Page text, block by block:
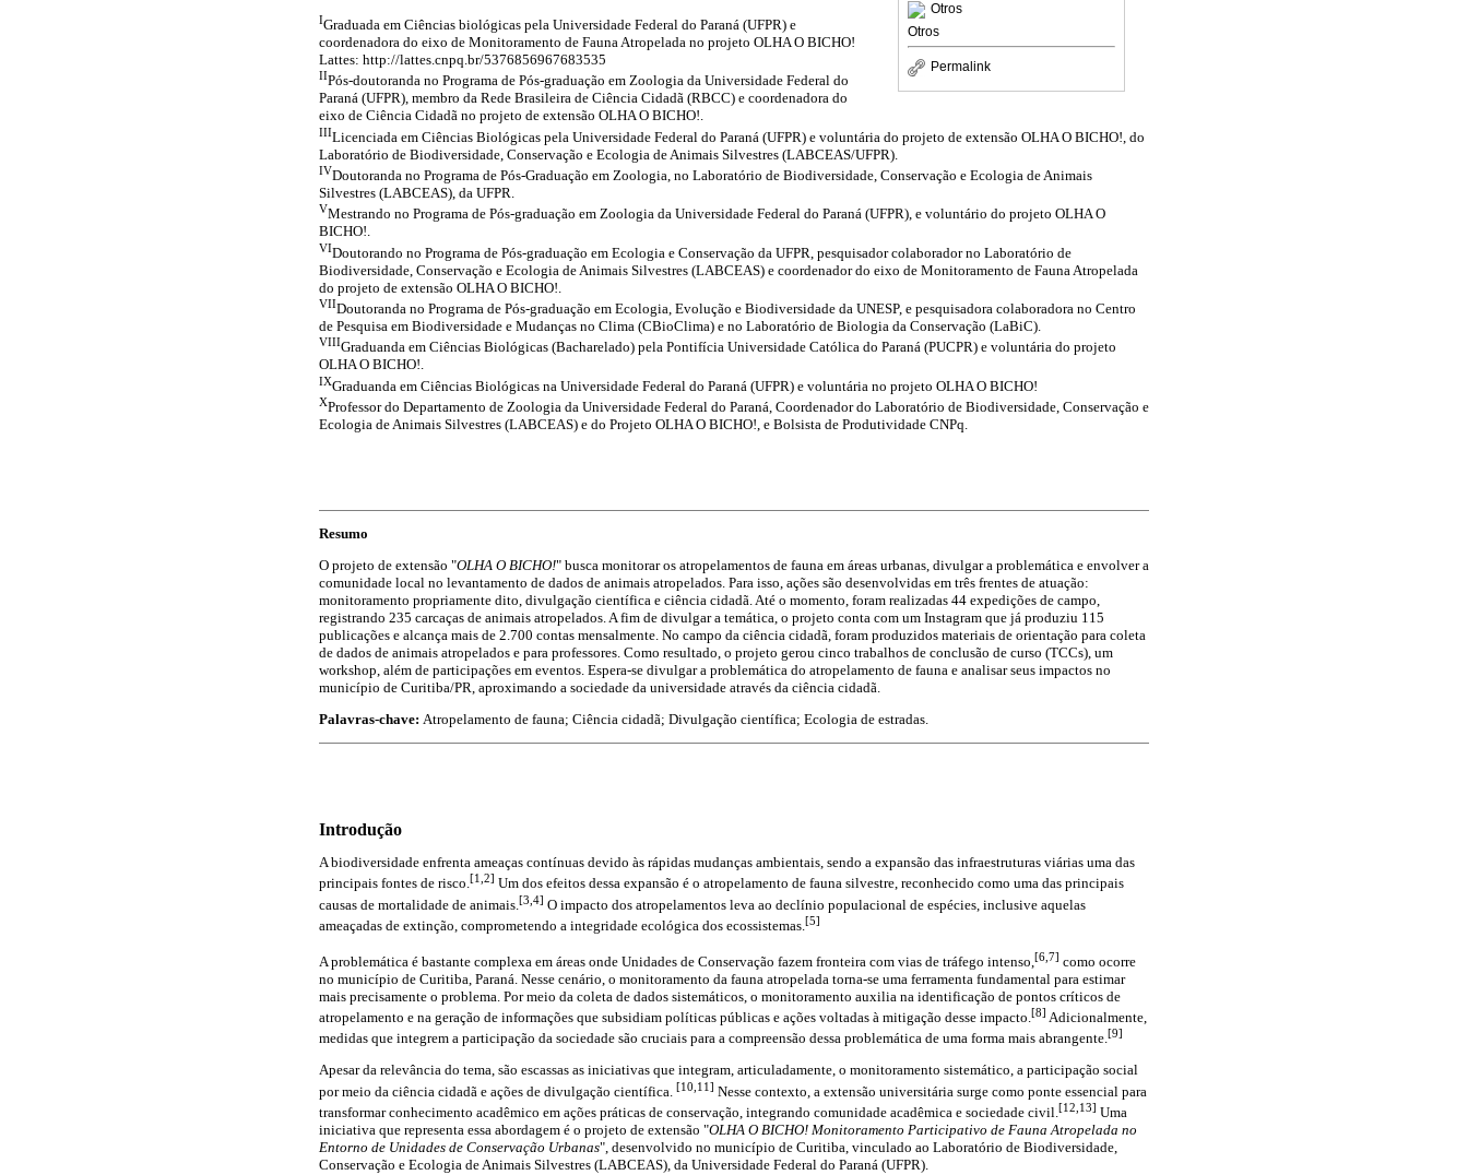
Otros
Otros
Permalink
IGraduada em Ciências biológicas pela Universidade Federal do Paraná (UFPR) e
coordenadora do eixo de Monitoramento de Fauna Atropelada no projeto OLHA O BICHO!
Lattes: http://lattes.cnpq.br/5376856967683535
IIPós-doutoranda no Programa de Pós-graduação em Zoologia da Universidade Federal do
Paraná (UFPR), membro da Rede Brasileira de Ciência Cidadã (RBCC) e coordenadora do
eixo de Ciência Cidadã no projeto de extensão OLHA O BICHO!.
IIILicenciada em Ciências Biológicas pela Universidade Federal do Paraná (UFPR) e voluntária do projeto de extensão OLHA O BICHO!, do
Laboratório de Biodiversidade, Conservação e Ecologia de Animais Silvestres (LABCEAS/UFPR).
IVDoutoranda no Programa de Pós-Graduação em Zoologia, no Laboratório de Biodiversidade, Conservação e Ecologia de Animais
Silvestres (LABCEAS), da UFPR.
VMestrando no Programa de Pós-graduação em Zoologia da Universidade Federal do Paraná (UFPR), e voluntário do projeto OLHA O
BICHO!.
VIDoutorando no Programa de Pós-graduação em Ecologia e Conservação da UFPR, pesquisador colaborador no Laboratório de
Biodiversidade, Conservação e Ecologia de Animais Silvestres (LABCEAS) e coordenador do eixo de Monitoramento de Fauna Atropelada
do projeto de extensão OLHA O BICHO!.
VIIDoutoranda no Programa de Pós-graduação em Ecologia, Evolução e Biodiversidade da UNESP, e pesquisadora colaboradora no Centro
de Pesquisa em Biodiversidade e Mudanças no Clima (CBioClima) e no Laboratório de Biologia da Conservação (LaBiC).
VIIIGraduanda em Ciências Biológicas (Bacharelado) pela Pontifícia Universidade Católica do Paraná (PUCPR) e voluntária do projeto
OLHA O BICHO!.
IXGraduanda em Ciências Biológicas na Universidade Federal do Paraná (UFPR) e voluntária no projeto OLHA O BICHO!
XProfessor do Departamento de Zoologia da Universidade Federal do Paraná, Coordenador do Laboratório de Biodiversidade, Conservação e
Ecologia de Animais Silvestres (LABCEAS) e do Projeto OLHA O BICHO!, e Bolsista de Produtividade CNPq.
Resumo
O projeto de extensão "OLHA O BICHO!" busca monitorar os atropelamentos de fauna em áreas urbanas, divulgar a problemática e envolver a
comunidade local no levantamento de dados de animais atropelados. Para isso, ações são desenvolvidas em três frentes de atuação:
monitoramento propriamente dito, divulgação científica e ciência cidadã. Até o momento, foram realizadas 44 expedições de campo,
registrando 235 carcaças de animais atropelados. A fim de divulgar a temática, o projeto conta com um Instagram que já produziu 115
publicações e alcança mais de 2.700 contas mensalmente. No campo da ciência cidadã, foram produzidos materiais de orientação para coleta
de dados de animais atropelados e para professores. Como resultado, o projeto gerou cinco trabalhos de conclusão de curso (TCCs), um
workshop, além de participações em eventos. Espera-se divulgar a problemática do atropelamento de fauna e analisar seus impactos no
município de Curitiba/PR, aproximando a sociedade da universidade através da ciência cidadã.
Palavras-chave: Atropelamento de fauna; Ciência cidadã; Divulgação científica; Ecologia de estradas.
Introdução
A biodiversidade enfrenta ameaças contínuas devido às rápidas mudanças ambientais, sendo a expansão das infraestruturas viárias uma das
principais fontes de risco.[1,2] Um dos efeitos dessa expansão é o atropelamento de fauna silvestre, reconhecido como uma das principais
causas de mortalidade de animais. [3,4] O impacto dos atropelamentos leva ao declínio populacional de espécies, inclusive aquelas
ameaçadas de extinção, comprometendo a integridade ecológica dos ecossistemas.[5]
A problemática é bastante complexa em áreas onde Unidades de Conservação fazem fronteira com vias de tráfego intenso, [6,7] como ocorre
no município de Curitiba, Paraná. Nesse cenário, o monitoramento da fauna atropelada torna-se uma ferramenta fundamental para estimar
mais precisamente o problema. Por meio da coleta de dados sistemáticos, o monitoramento auxilia na identificação de pontos críticos de
atropelamento e na geração de informações que subsidiam políticas públicas e ações voltadas à mitigação desse impacto. [8] Adicionalmente,
medidas que integrem a participação da sociedade são cruciais para a compreensão dessa problemática de uma forma mais abrangente.[9]
Apesar da relevância do tema, são escassas as iniciativas que integram, articuladamente, o monitoramento sistemático, a participação social
por meio da ciência cidadã e ações de divulgação científica. [10,11] Nesse contexto, a extensão universitária surge como ponte essencial para
transformar conhecimento acadêmico em ações práticas de conservação, integrando comunidade acadêmica e sociedade civil.[12,13] Uma
iniciativa que representa essa abordagem é o projeto de extensão "OLHA O BICHO! Monitoramento Participativo de Fauna Atropelada no
Entorno de Unidades de Conservação Urbanas", desenvolvido no município de Curitiba, vinculado ao Laboratório de Biodiversidade,
Conservação e Ecologia de Animais Silvestres (LABCEAS), da Universidade Federal do Paraná (UFPR).